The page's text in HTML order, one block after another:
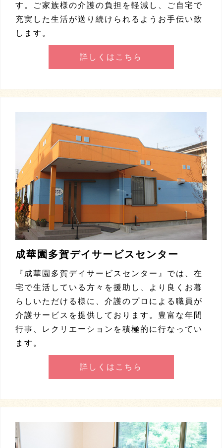
す。ご家族様の介護の負担を軽減し、ご自宅で
充実した生活が送り続けられるようお手伝い致
します。
詳しくはこちら
成華園多賀デイサービスセンター
『成華園多賀デイサービスセンター』では、在
宅で生活している方々を援助し、より良くお暮
らしいただける様に、介護のプロによる職員が
介護サービスを提供しております。豊富な年間
行事、レクリエーションを積極的に行なってい
ます。
詳しくはこちら